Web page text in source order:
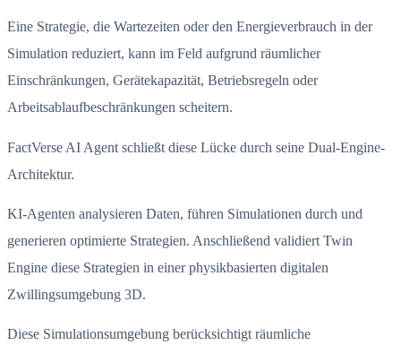
Eine Strategie, die Wartezeiten oder den Energieverbrauch in der
Simulation reduziert, kann im Feld aufgrund räumlicher
Einschränkungen, Gerätekapazität, Betriebsregeln oder
Arbeitsablaufbeschränkungen scheitern.
FactVerse AI Agent schließt diese Lücke durch seine Dual-Engine-
Architektur.
KI-Agenten analysieren Daten, führen Simulationen durch und
generieren optimierte Strategien. Anschließend validiert Twin
Engine diese Strategien in einer physikbasierten digitalen
Zwillingsumgebung 3D.
Diese Simulationsumgebung berücksichtigt räumliche